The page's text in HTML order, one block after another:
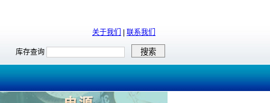
关于我们 联系我们
库存查询